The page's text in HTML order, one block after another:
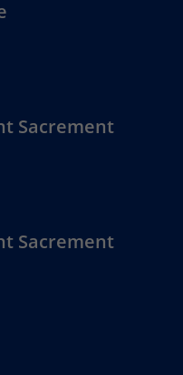
Sacrement
Sacrement